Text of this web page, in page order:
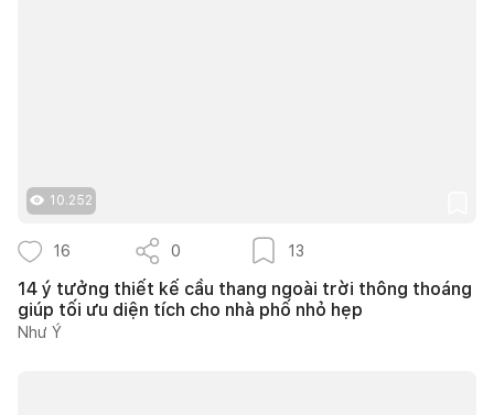
10.252
16 0 13
14 ý tưởng thiết kế cầu thang ngoài trời thông thoáng
giúp tối ưu diện tích cho nhà phố nhỏ hẹp
Như Ý